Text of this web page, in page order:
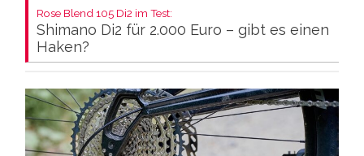
Rose Blend 105 Di2 im Test:
Shimano Di2 für 2.000 Euro – gibt es einen
Haken?